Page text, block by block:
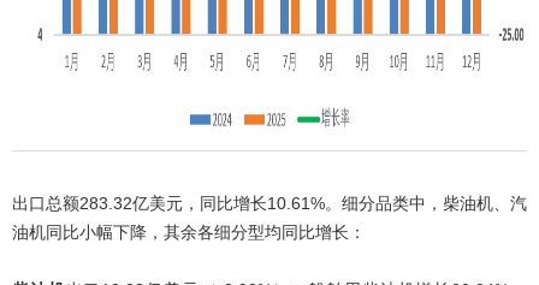
出口总额283.32亿美元，同比增长10.61%。细分品类中，柴油机、汽
油机同比小幅下降，其余各细分型均同比增长：